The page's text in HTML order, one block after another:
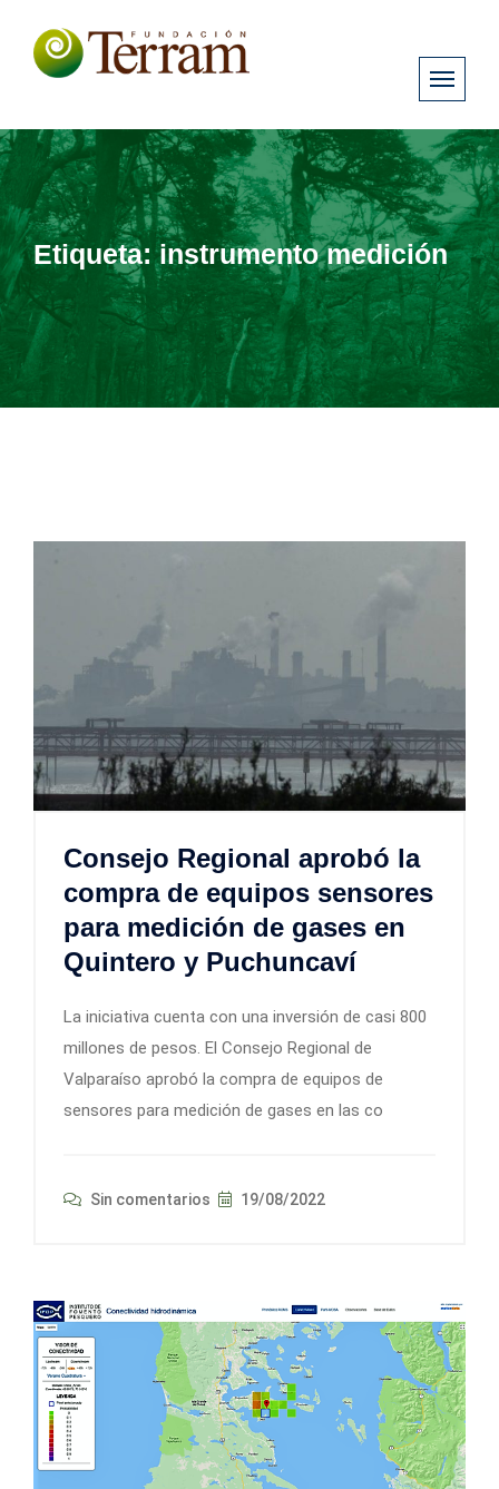
Etiqueta:instrumento medición
Consejo Regional aprobó la
compra de equipos sensores
para medición de gases en
Quintero y Puchuncaví
La iniciativa cuenta con una inversión de casi 800
millones de pesos. El Consejo Regional de
Valparaíso aprobó la compra de equipos de
sensores para medición de gases en las co
Sin comentarios 19/08/2022